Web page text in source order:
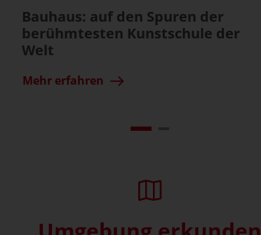
Bauhaus: auf den Spuren der
berühmtesten Kunstschule der
Welt
Mehr erfahren